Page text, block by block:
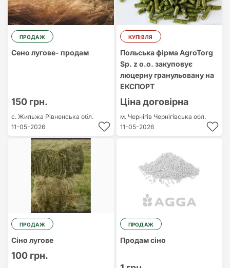
ПРОДАЖ
Сено лугове- продам
150 грн.
с. Жильжа Рівненська обл.
11-05-2026
КУПІВЛЯ
Польська фірма AgroTorg
Sp. z o.o. закуповує
люцерну гранульовану на
ЕКСПОРТ
Ціна договірна
м. Чернігів Чернігівська обл.
11-05-2026
ПРОДАЖ
Сіно лугове
100 грн.
ПРОДАЖ
Продам сіно